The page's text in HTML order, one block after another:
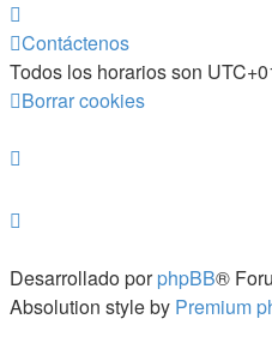
Contáctenos
Todos los horarios son
Borrar cookies
Desarrollado porphpBB®
Absolution style by Premium